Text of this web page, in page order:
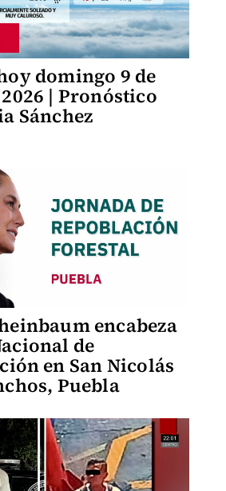
domingo 9 de
| Pronóstico
Sánchez
encabeza
de
en San Nicolás
Puebla